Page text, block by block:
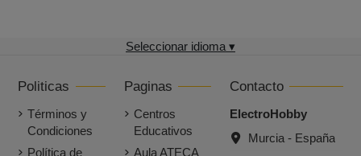
Seleccionar idioma ▾
Politicas
Términos y
Condiciones
Política de
Paginas
Centros
Educativos
Aula ATECA
Contacto
ElectroHobby
Murcia - España